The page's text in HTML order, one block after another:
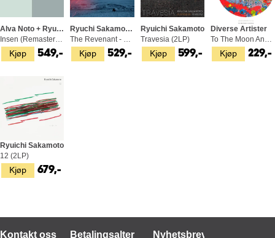
Kjøp
Alva Noto + Ryuichi Sakamoto
Insen (Remaster) (2LP)
549,- Kjøp
Ryuchi Sakamoto & Alva Noto
The Revenant - OST (2LP)
529,- Kjøp
Ryuichi Sakamoto
Travesia (2LP)
599,- Kjøp
Diverse Artister
To The Moon And Back: A Tribute To…(CD)
229,-
Kjøp
Ryuichi Sakamoto
12 (2LP)
679,-
Kontakt oss BetalingsalternativerNyhetsbrev